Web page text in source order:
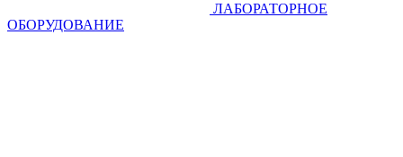
ЛАБОРАТОРНОЕ
ОБОРУДОВАНИЕ